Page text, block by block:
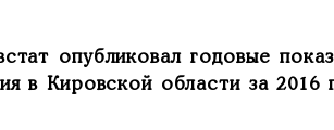
опубликовал годовые
в Кировской области за